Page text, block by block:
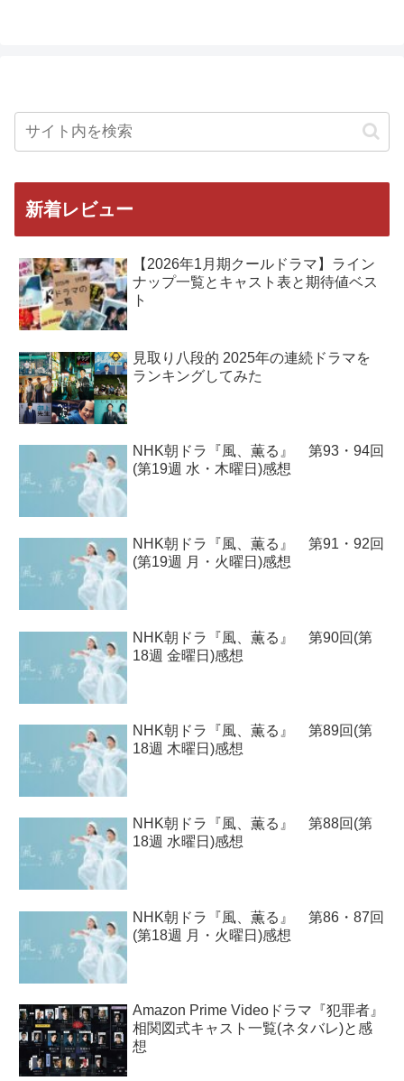
新着レビュー
【2026年1月期クールドラマ】ライン
ナップ一覧とキャスト表と期待値ベス
ト
見取り八段的 2025年の連続ドラマを
ランキングしてみた
NHK朝ドラ『風、薫る』 第93・94回
(第19週 水・木曜日)感想
NHK朝ドラ『風、薫る』 第91・92回
(第19週 月・火曜日)感想
NHK朝ドラ『風、薫る』 第90回(第
18週 金曜日)感想
NHK朝ドラ『風、薫る』 第89回(第
18週 木曜日)感想
NHK朝ドラ『風、薫る』 第88回(第
18週 水曜日)感想
NHK朝ドラ『風、薫る』 第86・87回
(第18週 月・火曜日)感想
Amazon Prime Videoドラマ『犯罪者』
相関図式キャスト一覧(ネタバレ)と感
想